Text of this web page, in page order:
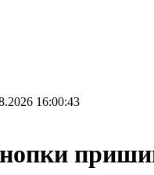
16:00:43